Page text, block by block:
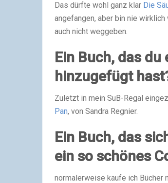
Das dürfte wohl ganz klar Die
angefangen, aber bin nie
auch nicht weggeben.
Ein Buch, das
hinzugefügt
Zuletzt in mein SuB-Regal
Pan, von Sandra Regnier.
Ein Buch, das
ein so schönes
normalerweise kaufe ich Bücher